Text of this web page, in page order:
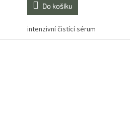
Do košíku
intenzivní čistící sérum